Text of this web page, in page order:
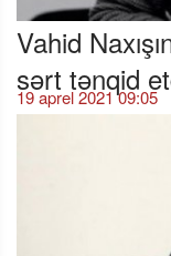
Vahid
sərt tənqid
19 aprel 2021 09:05